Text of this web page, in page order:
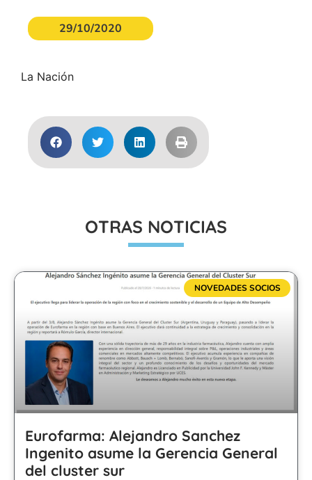
29/10/2020
La Nación
OTRAS NOTICIAS
NOVEDADES SOCIOS
Eurofarma: Alejandro Sanchez
Ingenito asume la Gerencia General
del cluster sur